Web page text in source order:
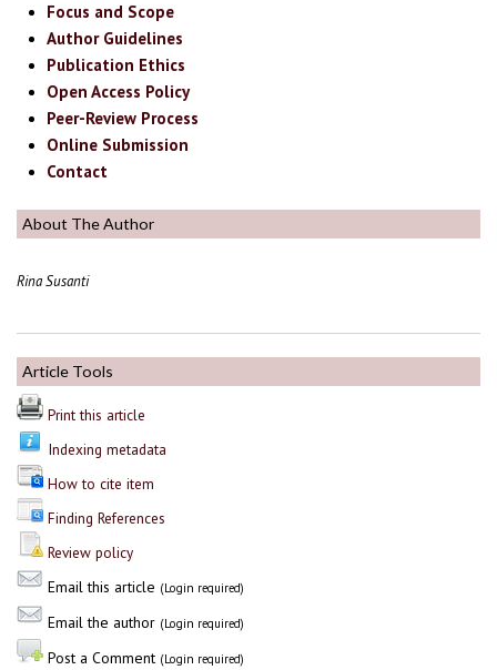
Focus and Scope
Author Guidelines
Publication Ethics
Open Access Policy
Peer-Review Process
Online Submission
Contact
About The Author
Rina Susanti
Article Tools
Print this article
Indexing metadata
How to cite item
Finding References
Review policy
Email this article (Login required)
Email the author (Login required)
Post a Comment (Login required)